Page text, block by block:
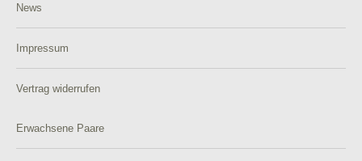
News
Impressum
Vertrag widerrufen
Erwachsene Paare